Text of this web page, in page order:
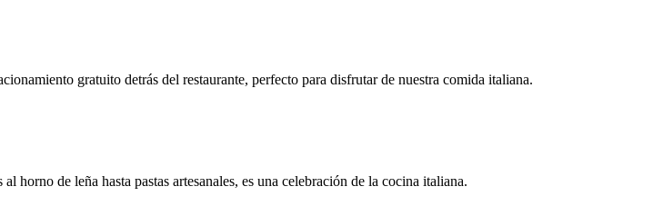
gratuito detrás del restaurante, perfecto para disfrutar de nuestra comida italiana.
de leña hasta pastas artesanales, es una celebración de la cocina italiana.